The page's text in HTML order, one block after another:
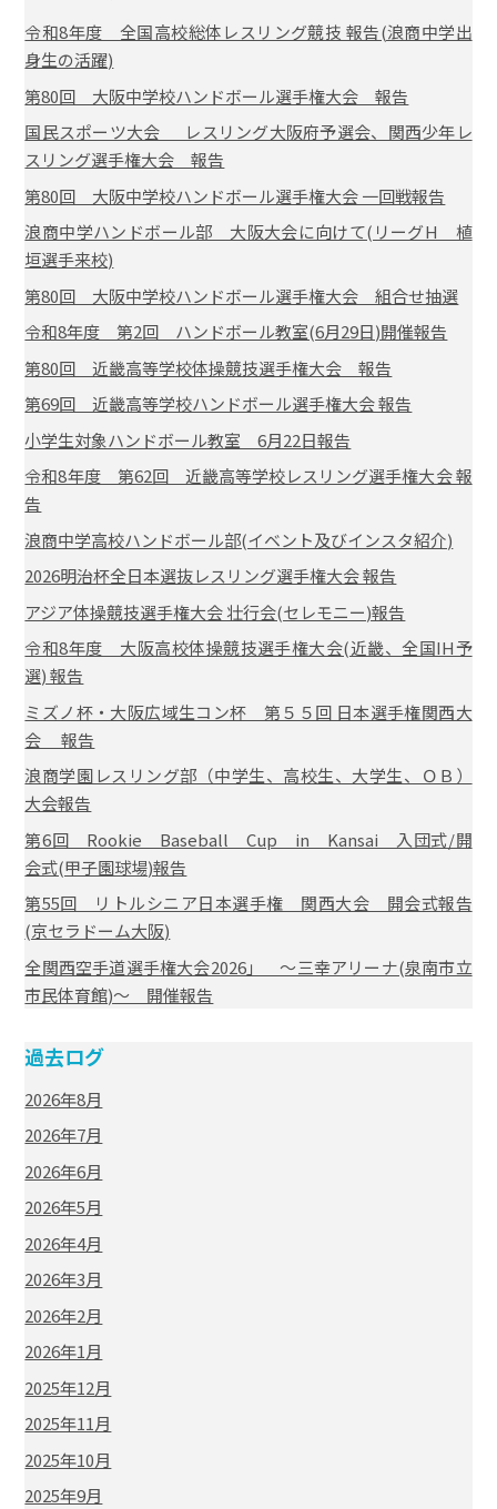
令和8年度 全国高校総体レスリング競技 報告(浪商中学出
身生の活躍)
第80回 大阪中学校ハンドボール選手権大会 報告
国民スポーツ大会 レスリング大阪府予選会、関西少年レ
スリング選手権大会 報告
第80回 大阪中学校ハンドボール選手権大会 一回戦報告
浪商中学ハンドボール部 大阪大会に向けて(リーグH 植
垣選手来校)
第80回 大阪中学校ハンドボール選手権大会 組合せ抽選
令和8年度 第2回 ハンドボール教室(6月29日)開催報告
第80回 近畿高等学校体操競技選手権大会 報告
第69回 近畿高等学校ハンドボール選手権大会 報告
小学生対象ハンドボール教室 6月22日報告
令和8年度 第62回 近畿高等学校レスリング選手権大会 報
告
浪商中学高校ハンドボール部(イベント及びインスタ紹介)
2026明治杯全日本選抜レスリング選手権大会 報告
アジア体操競技選手権大会 壮行会(セレモニー)報告
令和8年度 大阪高校体操競技選手権大会(近畿、全国IH予
選) 報告
ミズノ杯・大阪広域生コン杯 第５５回 日本選手権関西大
会 報告
浪商学園レスリング部（中学生、高校生、大学生、ＯＢ）
大会報告
第6回 Rookie Baseball Cup in Kansai 入団式/開
会式(甲子園球場)報告
第55回 リトルシニア日本選手権 関西大会 開会式報告
(京セラドーム大阪)
全関西空手道選手権大会2026」 ～三幸アリーナ(泉南市立
市民体育館)～ 開催報告
過去ログ
2026年8月
2026年7月
2026年6月
2026年5月
2026年4月
2026年3月
2026年2月
2026年1月
2025年12月
2025年11月
2025年10月
2025年9月